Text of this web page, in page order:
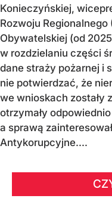
Konieczyńskiej,
Rozwoju Regionalnego
Obywatelskiej (od
w rozdzielaniu części
dane straży pożarnej i
nie potwierdzać, że
we wnioskach zostały
otrzymały odpowiednio
a sprawą
Antykorupcyjne....